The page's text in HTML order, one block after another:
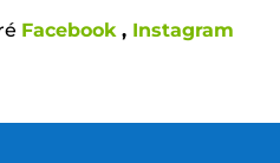
Facebook, Instagram